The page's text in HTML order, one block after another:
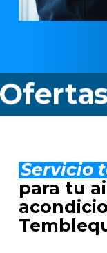
Servicio
para tu